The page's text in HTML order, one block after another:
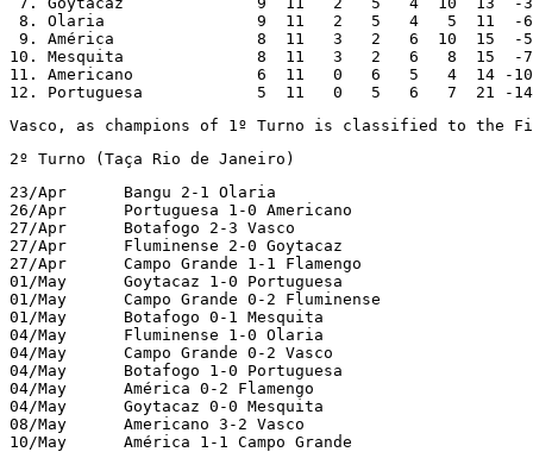
8. Olaria                9  11   2   5   4   5  11  -6
9. América               8  11   3   2   6  10  15  -5
10. Mesquita              8  11   3   2   6   8  15  -7
11. Americano             6  11   0   6   5   4  14 -10
12. Portuguesa            5  11   0   5   6   7  21 -14
Vasco, as champions of 1º Turno is classified to the
2º Turno (Taça Rio de Janeiro)
23/Apr      Bangu 2-1 Olaria
26/Apr      Portuguesa 1-0 Americano
27/Apr      Botafogo 2-3 Vasco
27/Apr      Fluminense 2-0 Goytacaz
27/Apr      Campo Grande 1-1 Flamengo
01/May      Goytacaz 1-0 Portuguesa
01/May      Campo Grande 0-2 Fluminense
01/May      Botafogo 0-1 Mesquita
04/May      Fluminense 1-0 Olaria
04/May      Campo Grande 0-2 Vasco
04/May      Botafogo 1-0 Portuguesa
04/May      América 0-2 Flamengo
04/May      Goytacaz 0-0 Mesquita
08/May      Americano 3-2 Vasco
10/May      América 1-1 Campo Grande